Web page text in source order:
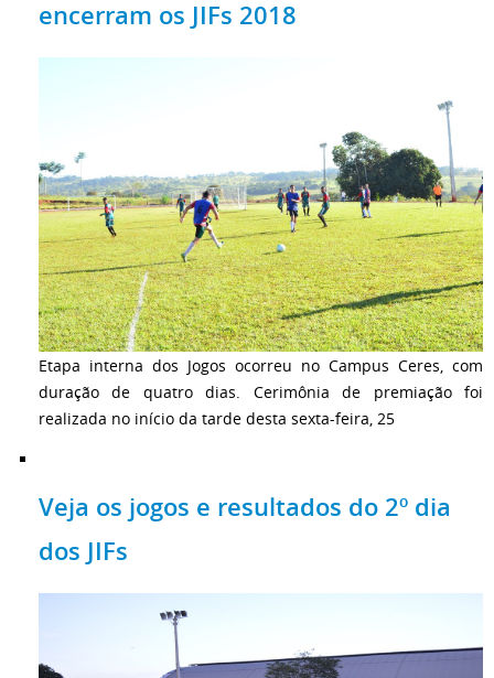
encerram os JIFs 2018
Etapa interna dos Jogos ocorreu no Campus Ceres, com
duração de quatro dias. Cerimônia de premiação foi
realizada no início da tarde desta sexta-feira, 25
Veja os jogos e resultados do 2º dia
dos JIFs